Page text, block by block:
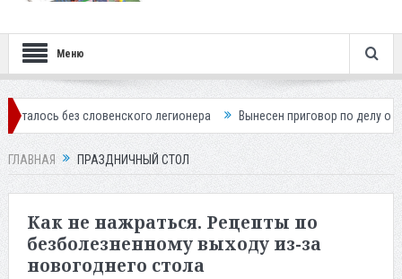
Меню
словенского легионера Вынесен приговор по делу о
ГЛАВНАЯ ПРАЗДНИЧНЫЙ СТОЛ
Как не нажраться. Рецепты по
безболезненному выходу из-за
новогоднего стола